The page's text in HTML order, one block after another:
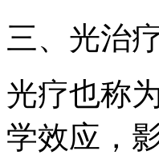
三、光治
光疗也称
学效应，